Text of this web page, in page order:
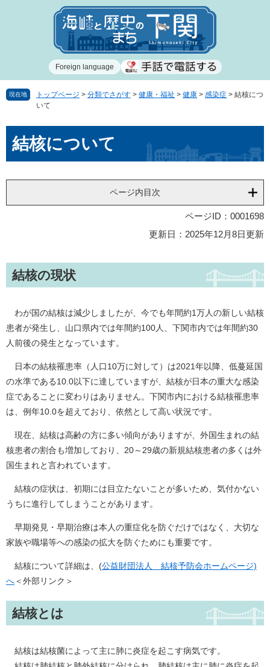
で
ば
Foreign language
現在地 トップページ > 分類でさがす > 健康・福祉 > 健康 > 感染症 > 結核につ
いて
文結核について
ページ内目次
ページID：0001698
更新日：2025年12月8日更新
結核の現状
わが国の結核は減少しましたが、今でも年間約1万人の新しい結核
患者が発生し、山口県内では年間約100人、下関市内では年間約30
人前後の発生となっています。
日本の結核罹患率（人口10万に対して）は2021年以降、低蔓延国
の水準である10.0以下に達していますが、結核が日本の重大な感染
症であることに変わりはありません。下関市内における結核罹患率
は、例年10.0を超えており、依然として高い状況です。
現在、結核は高齢の方に多い傾向がありますが、外国生まれの結
核患者の割合も増加しており、20～29歳の新規結核患者の多くは外
国生まれと言われています。
結核の症状は、初期には目立たないことが多いため、気付かない
うちに進行してしまうことがあります。
早期発見・早期治療は本人の重症化を防ぐだけではなく、大切な
家族や職場等への感染の拡大を防ぐためにも重要です。
結核について詳細は、(公益財団法人 結核予防会ホームページ)
へ＜外部リンク＞
結核とは
結核は結核菌によって主に肺に炎症を起こす病気です。